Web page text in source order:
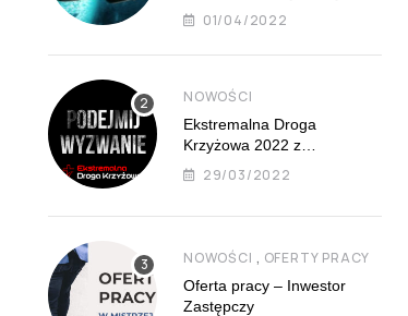
najlepiej wybrać?
01/04/2022
NOWOŚCI
Ekstremalna Droga
Krzyżowa 2022 z
Mistrzejowic już 8 kwietnia
29/03/2022
NOWOŚCI , OFERTY PRACY
Oferta pracy – Inwestor
Zastępczy